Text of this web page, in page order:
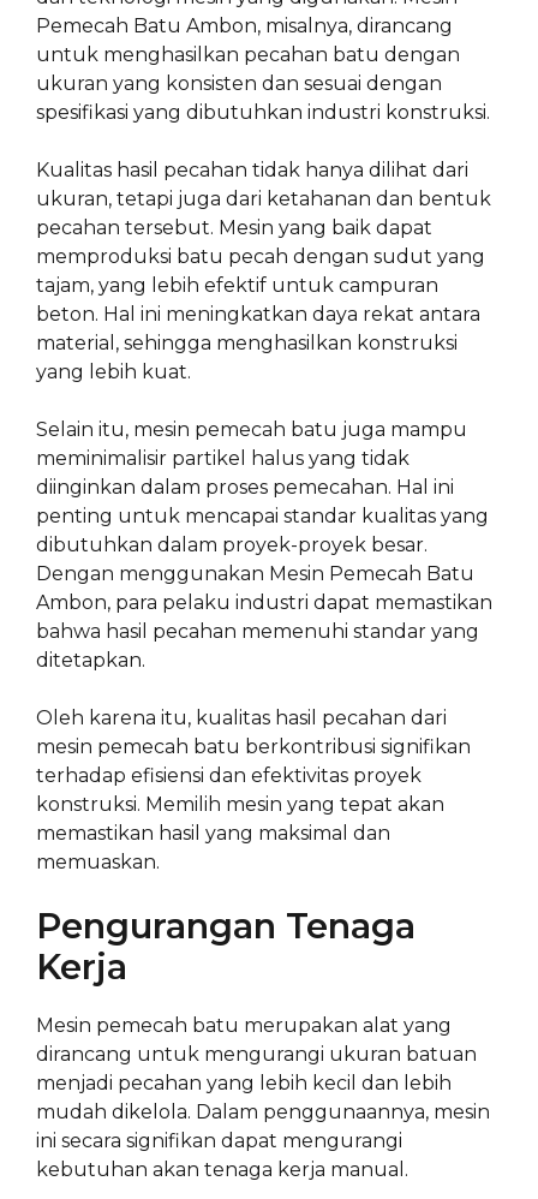
Pemecah Batu Ambon, misalnya, dirancang
untuk menghasilkan pecahan batu dengan
ukuran yang konsisten dan sesuai dengan
spesifikasi yang dibutuhkan industri konstruksi.
Kualitas hasil pecahan tidak hanya dilihat dari
ukuran, tetapi juga dari ketahanan dan bentuk
pecahan tersebut. Mesin yang baik dapat
memproduksi batu pecah dengan sudut yang
tajam, yang lebih efektif untuk campuran
beton. Hal ini meningkatkan daya rekat antara
material, sehingga menghasilkan konstruksi
yang lebih kuat.
Selain itu, mesin pemecah batu juga mampu
meminimalisir partikel halus yang tidak
diinginkan dalam proses pemecahan. Hal ini
penting untuk mencapai standar kualitas yang
dibutuhkan dalam proyek-proyek besar.
Dengan menggunakan Mesin Pemecah Batu
Ambon, para pelaku industri dapat memastikan
bahwa hasil pecahan memenuhi standar yang
ditetapkan.
Oleh karena itu, kualitas hasil pecahan dari
mesin pemecah batu berkontribusi signifikan
terhadap efisiensi dan efektivitas proyek
konstruksi. Memilih mesin yang tepat akan
memastikan hasil yang maksimal dan
memuaskan.
Pengurangan Tenaga
Kerja
Mesin pemecah batu merupakan alat yang
dirancang untuk mengurangi ukuran batuan
menjadi pecahan yang lebih kecil dan lebih
mudah dikelola. Dalam penggunaannya, mesin
ini secara signifikan dapat mengurangi
kebutuhan akan tenaga kerja manual.